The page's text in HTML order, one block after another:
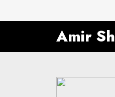
Amir